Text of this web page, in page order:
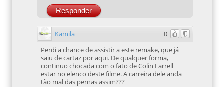
Responder
0
Kamila
Perdi a chance de assistir a este remake, que já
saiu de cartaz por aqui. De qualquer forma,
continuo chocada com o fato de Colin Farrell
estar no elenco deste filme. A carreira dele anda
tão mal das pernas assim???